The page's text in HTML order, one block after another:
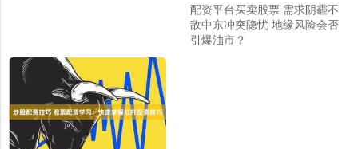
配资平台买卖股票 需求阴霾不
敌中东冲突隐忧 地缘风险会否
引爆油市？